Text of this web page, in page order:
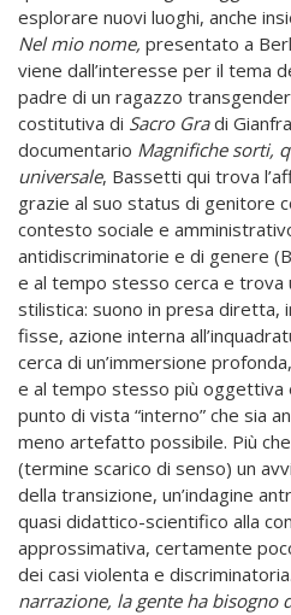
esplorare nuovi luoghi, anche
Nel mio nome, presentato a
viene dall’interesse per il tema
padre di un ragazzo
costitutiva di Sacro Gradi
documentario Magnifiche sorti,
universale, Bassetti qui trova
grazie al suo status di genitore
contesto sociale e
antidiscriminatorie e di genere
e al tempo stesso cerca e trova
stilistica: suono in presa diretta,
fisse, azione interna
cerca di un’immersione
e al tempo stesso più oggettiva
punto di vista “interno” che sia
meno artefatto possibile. Più che
(termine scarico di senso) un
della transizione, un’indagine
quasi didattico-scientifico alla
approssimativa, certamente
dei casi violenta e
narrazione, la gente ha bisogno